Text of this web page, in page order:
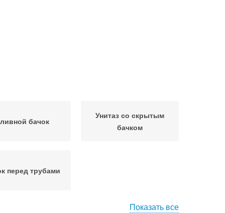
бачок
Унитаз со скрытым
бачком
перед трубами
Показать все